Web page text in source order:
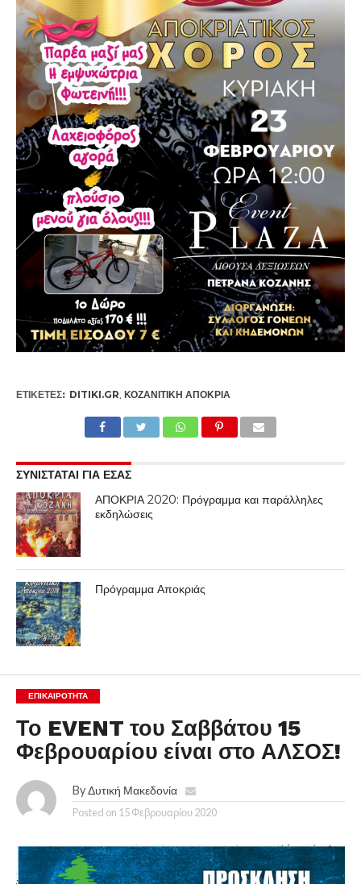
ΕΤΙΚΕΤΕΣ: DITIKI.GR, ΚΟΖΑΝΊΤΙΚΗ ΑΠΟΚΡΙΆ
ΣΥΝΙΣΤΑΤΑΙ ΓΙΑ ΕΣΑΣ
ΑΠΟΚΡΙΑ 2020: Πρόγραμμα και παράλληλες
εκδηλώσεις
Πρόγραμμα Αποκριάς
ΕΠΙΚΑΙΡΟΤΗΤΑ
Το EVENT του Σαββάτου 15
Φεβρουαρίου είναι στο ΑΛΣΟΣ!
By Δυτική Μακεδονία
Posted on 15 Φεβρουαρίου 2020